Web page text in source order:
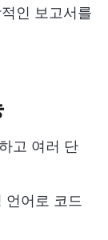
인 보고서를
고 여러 단
언어로 코드